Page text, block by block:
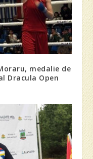
medalie de
Dracula Open